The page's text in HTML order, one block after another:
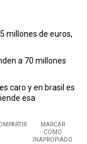
millones de euros,
a 70 millones
caro y en brasil es
esa
MARCAR
COMO
INAPROPIADO